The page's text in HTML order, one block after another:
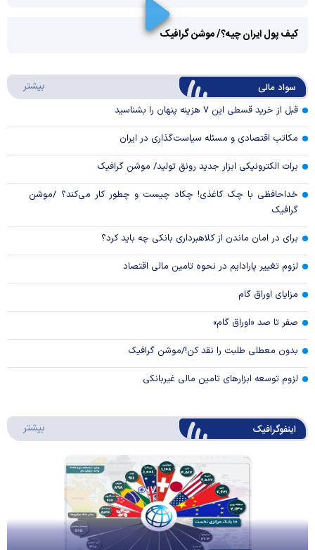
Video
کیف پول ایران چیه؟/ موشن گرافیک
سواد مالی بیشتر
قبل از خرید قسطی این ۷ هزینه پنهان را بشناسید
مکاتب اقتصادی و مسئله سیاست‌گذاری در ایران
برات الکترونیکی ابزار جدید رونق تولید/ موشن گرافیک
خداحافظی با چک کاغذی! چکاد چیست و چطور کار می‌کند؟ /موشن
گرافیک
برای در امان ماندن از کلاهبرداری بانکی چه باید کرد؟
لزوم تغییر پارادایم در نحوه تامین مالی اقتصاد
مزایای اوراق گام
صفر تا صد «اوراق گام»
بدون معطلی طلبت را نقد کن!/موشن گرافیک
لزوم توسعه ابزارهای تامین مالی غیربانکی
اینفوگرافیک بیشتر